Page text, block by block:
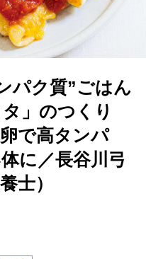
パク質”ごはん
」のつくり
で高タンパ
に／長谷川弓
士）